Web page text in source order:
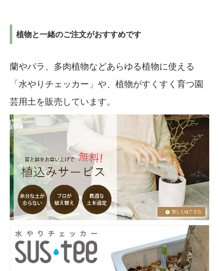
植物と一緒のご注文がおすすめです
蘭やバラ、多肉植物などあらゆる植物に使える
「水やりチェッカー」や、植物がすくすく育つ園
芸用土を販売しています。